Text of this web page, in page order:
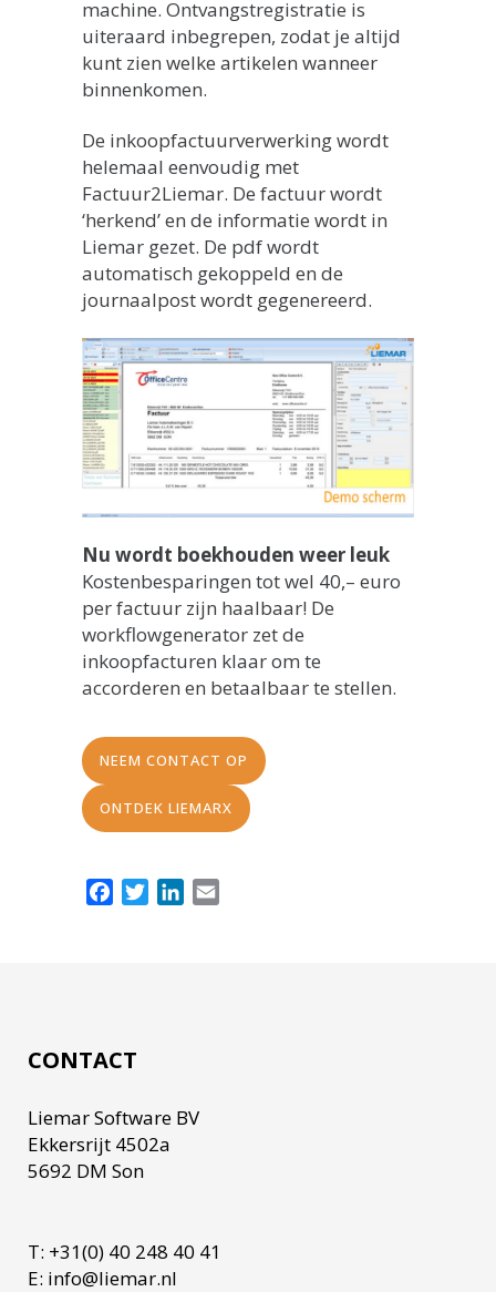
machine. Ontvangstregistratie is
uiteraard inbegrepen, zodat je altijd
kunt zien welke artikelen wanneer
binnenkomen.
De inkoopfactuurverwerking wordt
helemaal eenvoudig met
Factuur2Liemar. De factuur wordt
‘herkend’ en de informatie wordt in
Liemar gezet. De pdf wordt
automatisch gekoppeld en de
journaalpost wordt gegenereerd.
Nu wordt boekhouden weer leuk
Kostenbesparingen tot wel 40,– euro
per factuur zijn haalbaar! De
workflowgenerator zet de
inkoopfacturen klaar om te
accorderen en betaalbaar te stellen.
NEEM CONTACT OP
ONTDEK LIEMARX
FacebookTwitterLinkedIn
CONTACT
Liemar Software BV
Ekkersrijt 4502a
5692 DM Son
T: +31(0) 40 248 40 41
E: info@liemar.nl